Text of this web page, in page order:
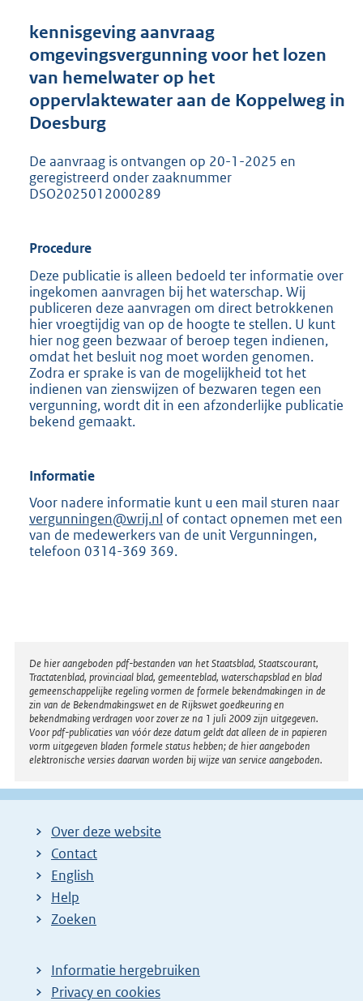
o
t
0
5
kennisgeving aanvraag
omgevingsvergunning voor het lozen
van hemelwater op het
oppervlaktewater aan de Koppelweg in
Doesburg
De aanvraag is ontvangen op 20-1-2025 en
geregistreerd onder zaaknummer
DSO2025012000289
Procedure
Deze publicatie is alleen bedoeld ter informatie over
ingekomen aanvragen bij het waterschap. Wij
publiceren deze aanvragen om direct betrokkenen
hier vroegtijdig van op de hoogte te stellen. U kunt
hier nog geen bezwaar of beroep tegen indienen,
omdat het besluit nog moet worden genomen.
Zodra er sprake is van de mogelijkheid tot het
indienen van zienswijzen of bezwaren tegen een
vergunning, wordt dit in een afzonderlijke publicatie
bekend gemaakt.
Informatie
Voor nadere informatie kunt u een mail sturen naar
vergunningen@wrij.nl of contact opnemen met een
van de medewerkers van de unit Vergunningen,
telefoon 0314-369 369.
Disclaimer
De hier aangeboden pdf-bestanden van het Staatsblad, Staatscourant,
Tractatenblad, provinciaal blad, gemeenteblad, waterschapsblad en blad
gemeenschappelijke regeling vormen de formele bekendmakingen in de
zin van de Bekendmakingswet en de Rijkswet goedkeuring en
bekendmaking verdragen voor zover ze na 1 juli 2009 zijn uitgegeven.
Voor pdf-publicaties van vóór deze datum geldt dat alleen de in papieren
vorm uitgegeven bladen formele status hebben; de hier aangeboden
elektronische versies daarvan worden bij wijze van service aangeboden.
Over deze website
Contact
English
Help
Zoeken
Informatie hergebruiken
Privacy en cookies